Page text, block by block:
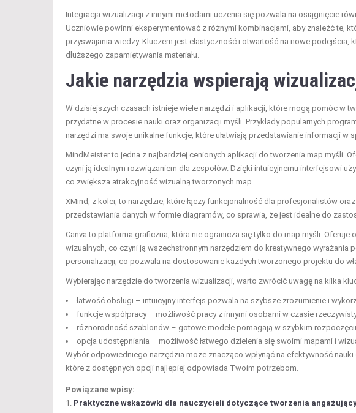
Integracja wizualizacji z innymi metodami uczenia się pozwala na osiągnięcie
Uczniowie powinni eksperymentować z różnymi kombinacjami, aby znaleźć te,
przyswajania wiedzy. Kluczem jest elastyczność i otwartość na nowe podejścia,
dłuższego zapamiętywania materiału.
Jakie narzędzia wspierają
W dzisiejszych czasach istnieje wiele narzędzi i aplikacji, które mogą pomóc w
przydatne w procesie nauki oraz organizacji myśli. Przykłady popularnych
narzędzi ma swoje unikalne funkcje, które ułatwiają przedstawianie informacji w
MindMeister to jedna z najbardziej cenionych aplikacji do tworzenia map myśli.
czyni ją idealnym rozwiązaniem dla zespołów. Dzięki intuicyjnemu interfejsowi
co zwiększa atrakcyjność wizualną tworzonych map.
XMind, z kolei, to narzędzie, które łączy funkcjonalność dla profesjonalistów
przedstawiania danych w formie diagramów, co sprawia, że jest idealne do
Canva to platforma graficzna, która nie ogranicza się tylko do map myśli.
wizualnych, co czyni ją wszechstronnym narzędziem do kreatywnego wyrażania
personalizacji, co pozwala na dostosowanie każdych tworzonego projektu do
Wybierając narzędzie do tworzenia wizualizacji, warto zwrócić uwagę na kilka
łatwość obsługi – intuicyjny interfejs pozwala na szybsze zrozumienie i
funkcje współpracy – możliwość pracy z innymi osobami w czasie
różnorodność szablonów – gotowe modele pomagają w szybkim
opcja udostępniania – możliwość łatwego dzielenia się swoimi mapami i
Wybór odpowiedniego narzędzia może znacząco wpłynąć na efektywność
które z dostępnych opcji najlepiej odpowiada Twoim potrzebom.
Powiązane wpisy:
Praktyczne wskazówki dla nauczycieli dotyczące tworzenia